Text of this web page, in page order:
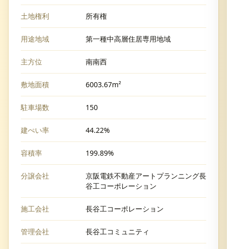
土地権利 所有権
用途地域 第一種中高層住居専用地域
主方位 南南西
敷地面積 6003.67m²
駐車場数 150
建ぺい率 44.22%
容積率 199.89%
分譲会社
京阪電鉄不動産アートプランニング長
谷工コーポレーション
施工会社 長谷工コーポレーション
管理会社 長谷工コミュニティ